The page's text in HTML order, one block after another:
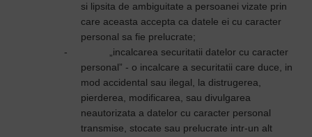
si lipsita de ambiguitate a persoanei vizate prin
care aceasta accepta ca datele ei cu caracter
personal sa fie prelucrate;
-
„incalcarea securitatii datelor cu caracter
personal” - o incalcare a securitatii care duce, in
mod accidental sau ilegal, la distrugerea,
pierderea, modificarea, sau divulgarea
neautorizata a datelor cu caracter personal
transmise, stocate sau prelucrate intr-un alt